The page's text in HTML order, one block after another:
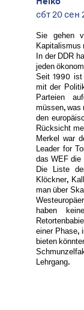
сбт 20 сен
Sie gehen
Kapitalismus
In der DDR
jeden
Seit 1990 ist
mit der
Parteien
müssen, was
den
Rücksicht
Merkel war
Leader for
das WEF die
Die Liste
Klöckner,
man über
haben
einer Phase,
bieten
Lehrgang.